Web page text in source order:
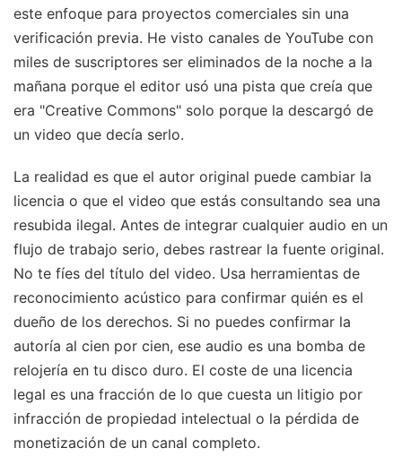
este enfoque para proyectos comerciales sin una
verificación previa. He visto canales de YouTube con
miles de suscriptores ser eliminados de la noche a la
mañana porque el editor usó una pista que creía que
era "Creative Commons" solo porque la descargó de
un video que decía serlo.
La realidad es que el autor original puede cambiar la
licencia o que el video que estás consultando sea una
resubida ilegal. Antes de integrar cualquier audio en un
flujo de trabajo serio, debes rastrear la fuente original.
No te fíes del título del video. Usa herramientas de
reconocimiento acústico para confirmar quién es el
dueño de los derechos. Si no puedes confirmar la
autoría al cien por cien, ese audio es una bomba de
relojería en tu disco duro. El coste de una licencia
legal es una fracción de lo que cuesta un litigio por
infracción de propiedad intelectual o la pérdida de
monetización de un canal completo.